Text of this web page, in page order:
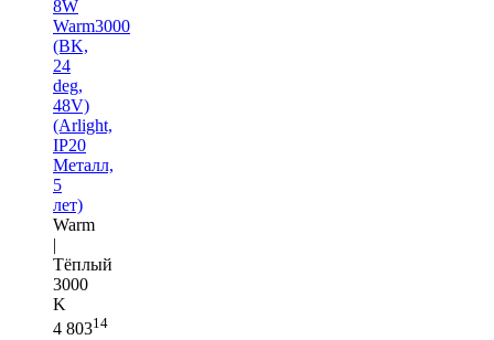
8W
Warm3000
(BK,
24
deg,
48V)
(Arlight,
IP20
Металл,
5
лет)
Warm
|
Тёплый
3000
K
4 80314